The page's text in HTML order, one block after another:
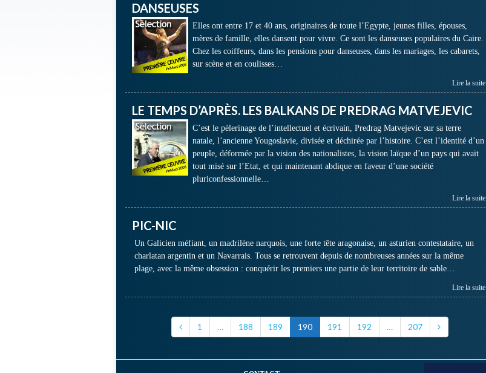
DANSEUSES
Elles ont entre 17 et 40 ans, originaires de toute l’Egypte, jeunes filles, épouses,
mères de famille, elles dansent pour vivre. Ce sont les danseuses populaires du Caire.
Chez les coiffeurs, dans les pensions pour danseuses, dans les mariages, les cabarets,
sur scène et en coulisses…
Lire la suite
LE TEMPS D’APRÈS. LES BALKANS DE PREDRAG MATVEJEVIC
C’est le pèlerinage de l’intellectuel et écrivain, Predrag Matvejevic sur sa terre
natale, l’ancienne Yougoslavie, divisée et déchirée par l’histoire. C’est l’identité d’un
peuple, déformée par la vision des nationalistes, la vision laïque d’un pays qui avait
tout misé sur l’Etat, et qui maintenant abdique en faveur d’une société
pluriconfessionnelle…
Lire la suite
PIC-NIC
Un Galicien méfiant, un madrilène narquois, une forte tête aragonaise, un asturien contestataire, un
charlatan argentin et un Navarrais. Tous se retrouvent depuis de nombreuses années sur la même
plage, avec la même obsession : conquérir les premiers une partie de leur territoire de sable…
Lire la suite
1 … 188 189 190 191 192 … 207